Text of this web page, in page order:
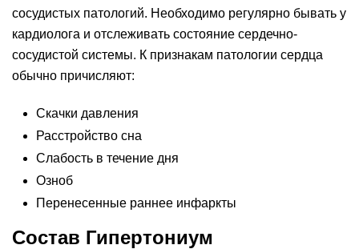
сосудистых патологий. Необходимо регулярно бывать у
кардиолога и отслеживать состояние сердечно-
сосудистой системы. К признакам патологии сердца
обычно причисляют:
Скачки давления
Расстройство сна
Слабость в течение дня
Озноб
Перенесенные раннее инфаркты
Состав Гипертониум